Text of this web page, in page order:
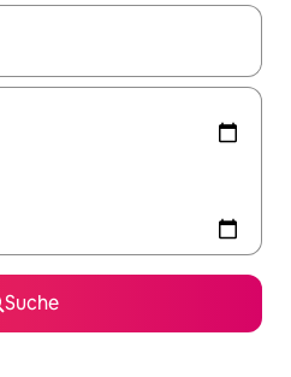
sind, navigiere mit den
Suche